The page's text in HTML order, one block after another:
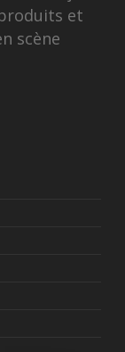
et
scène